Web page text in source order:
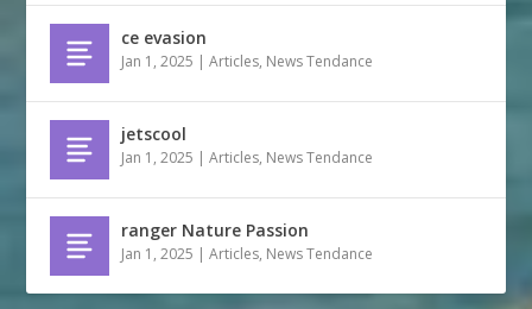
ce evasion
Jan 1, 2025 |Articles, News Tendance
jetscool
Jan 1, 2025 |Articles, News Tendance
ranger Nature Passion
Jan 1, 2025 |Articles, News Tendance